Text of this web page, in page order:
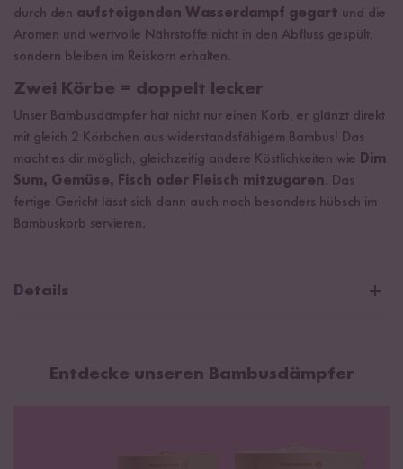
durch den aufsteigenden Wasserdampf gegart und die
Aromen und wertvolle Nährstoffe nicht in den Abfluss gespült,
sondern bleiben im Reiskorn erhalten.
Zwei Körbe = doppelt lecker
Unser Bambusdämpfer hat nicht nur einen Korb, er glänzt direkt
mit gleich 2 Körbchen aus widerstandsfähigem Bambus! Das
macht es dir möglich, gleichzeitig andere Köstlichkeiten wie Dim
Sum, Gemüse, Fisch oder Fleisch mitzugaren. Das
fertige Gericht lässt sich dann auch noch besonders hübsch im
Bambuskorb servieren.
Details
Durchmesser: kleiner Bambusdämpfer: 20cm / großer
Entdecke unseren Bambusdämpfer